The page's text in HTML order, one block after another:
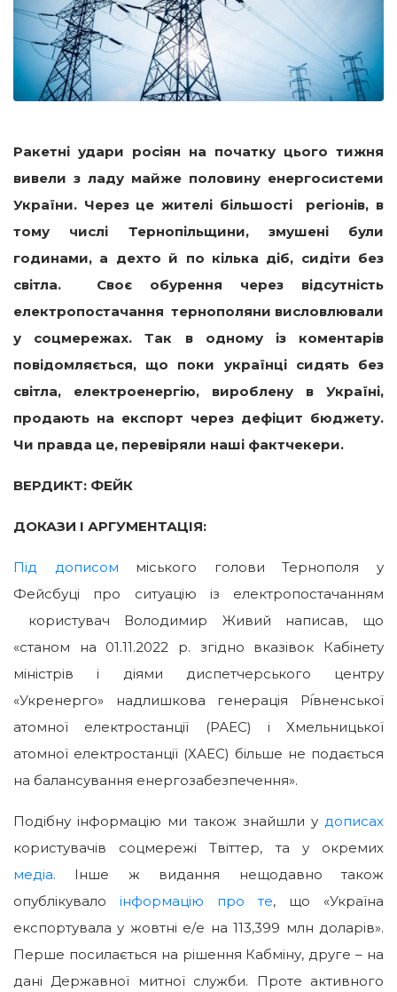
Ракетні удари росіян на початку цього тижня
вивели з ладу майже половину енергосистеми
України. Через це жителі більшості регіонів, в
тому числі Тернопільщини, змушені були
годинами, а дехто й по кілька діб, сидіти без
світла. Своє обурення через відсутність
електропостачання тернополяни висловлювали
у соцмережах. Так в одному із коментарів
повідомляється, що поки українці сидять без
світла, електроенергію, вироблену в Україні,
продають на експорт через дефіцит бюджету.
Чи правда це, перевіряли наші фактчекери.
ВЕРДИКТ: ФЕЙК
ДОКАЗИ І АРГУМЕНТАЦІЯ:
Під дописом міського голови Тернополя у
Фейсбуці про ситуацію із електропостачанням
користувач Володимир Живий написав, що
«станом на 01.11.2022 р. згідно вказівок Кабінету
міністрів і діями диспетчерського центру
«Укренерго» надлишкова генерація Рі́вненської
атомної електростанції (РАЕС) і Хмельницької
атомної електростанції (ХАЕС) більше не подається
на балансування енергозабезпечення».
Подібну інформацію ми також знайшли удописах
користувачів соцмережі Твіттер, та у окремих
медіа. Інше ж видання нещодавно також
опублікувало інформацію про те, що «Україна
експортувала у жовтні е/е на 113,399 млн доларів».
Перше посилається на рішення Кабміну, друге – на
дані Державної митної служби. Проте активного